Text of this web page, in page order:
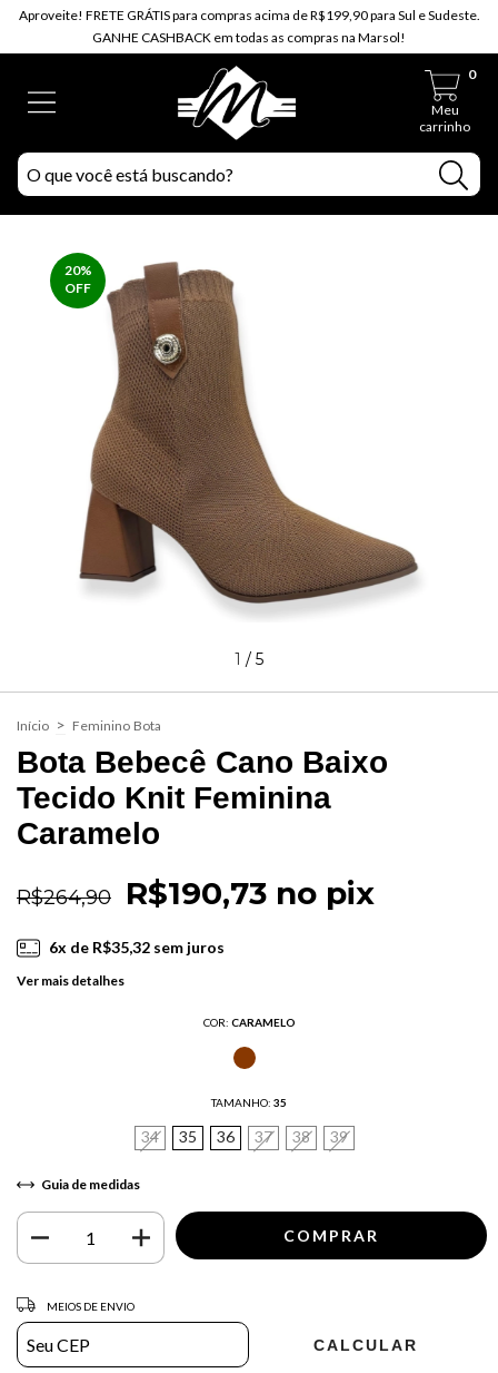
Aproveite! FRETE GRÁTIS para compras acima de R$199,90 para Sul e Sudeste.
GANHE CASHBACK em todas as compras na Marsol!
Meu
carrinho
0
20%
OFF
1 / 5
Início > Feminino Bota
Bota Bebecê Cano Baixo
Tecido Knit Feminina
Caramelo
R$264,90 R$190,73 no pix
6x de R$35,32sem juros
Ver mais detalhes
COR: CARAMELO
TAMANHO: 35
34 35 36 37 38 39
Guia de medidas
Entregas para o CEP:
MEIOS DE ENVIO
CALCULAR